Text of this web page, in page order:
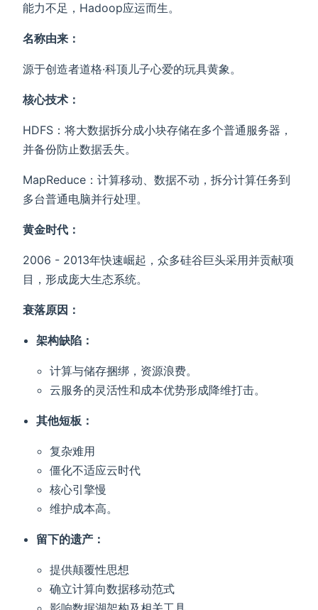
能力不足，Hadoop应运而生。
名称由来：
源于创造者道格·科顶儿子心爱的玩具黄象。
核心技术：
HDFS：将大数据拆分成小块存储在多个普通服务器，
并备份防止数据丢失。
MapReduce：计算移动、数据不动，拆分计算任务到
多台普通电脑并行处理。
黄金时代：
2006 - 2013年快速崛起，众多硅谷巨头采用并贡献项
目，形成庞大生态系统。
衰落原因：
架构缺陷：
计算与储存捆绑，资源浪费。
云服务的灵活性和成本优势形成降维打击。
其他短板：
复杂难用
僵化不适应云时代
核心引擎慢
维护成本高。
留下的遗产：
提供颠覆性思想
确立计算向数据移动范式